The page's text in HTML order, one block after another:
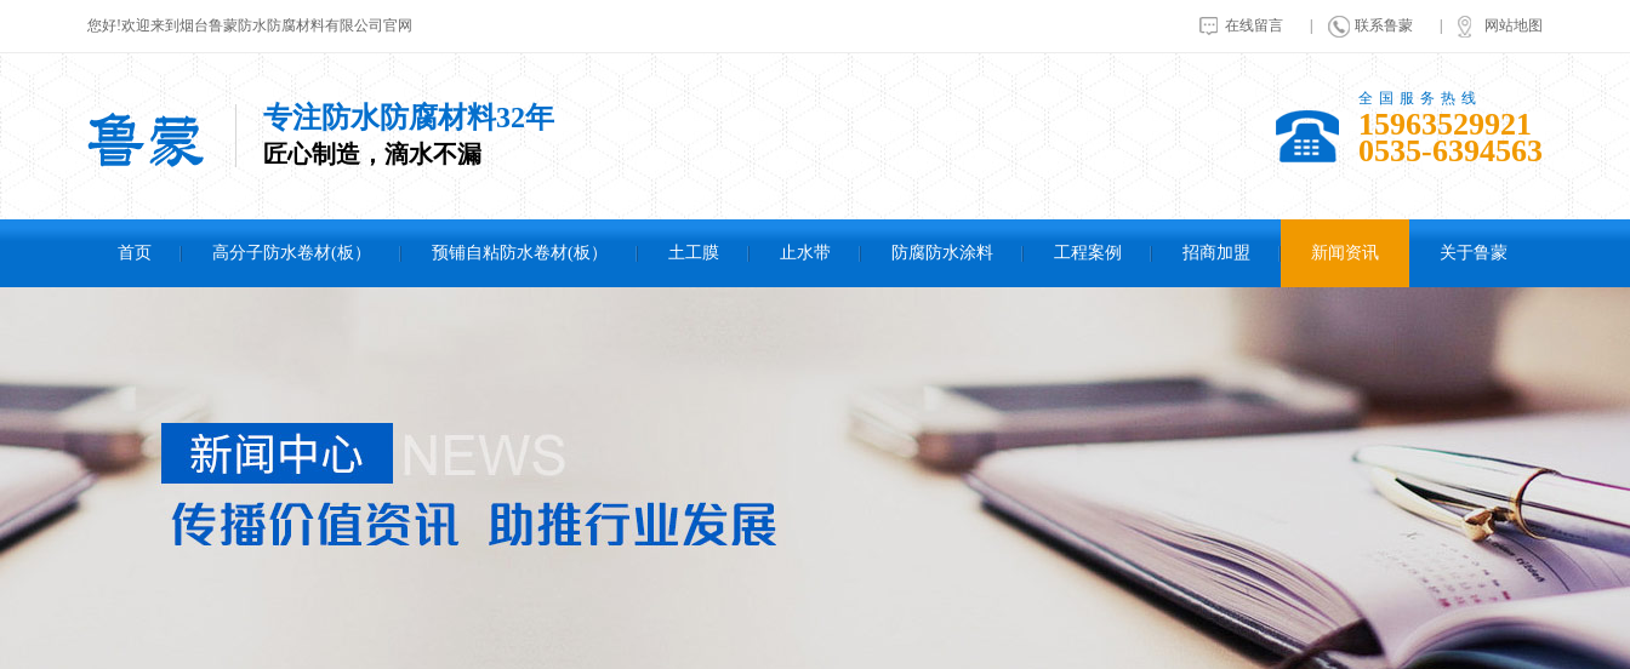
您好!欢迎来到烟台鲁蒙防水防腐材料有限公司官网 在线留言 联系鲁蒙 网站地图
专注防水防腐材料32年
匠心制造，滴水不漏
全国服务热线
15963529921
0535-6394563
首页 高分子防水卷材(板） 预铺自粘防水卷材(板） 土工膜 止水带 防腐防水涂料 工程案例 招商加盟 新闻资讯 关于鲁蒙